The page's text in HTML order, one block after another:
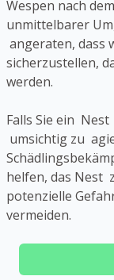
Wespen nach
unmittelbarer
angeraten, dass
sicherzustellen,
werden.
Falls Sie ein
umsichtig zu
helfen, das Nest
potenzielle
vermeiden.